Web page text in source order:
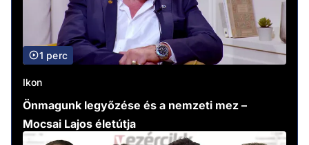
1 perc
Ikon
Önmagunk legyőzése és a nemzeti mez –
Mocsai Lajos életútja